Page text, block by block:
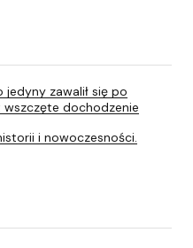
zawalił się po
wszczęte dochodzenie
i nowoczesności.